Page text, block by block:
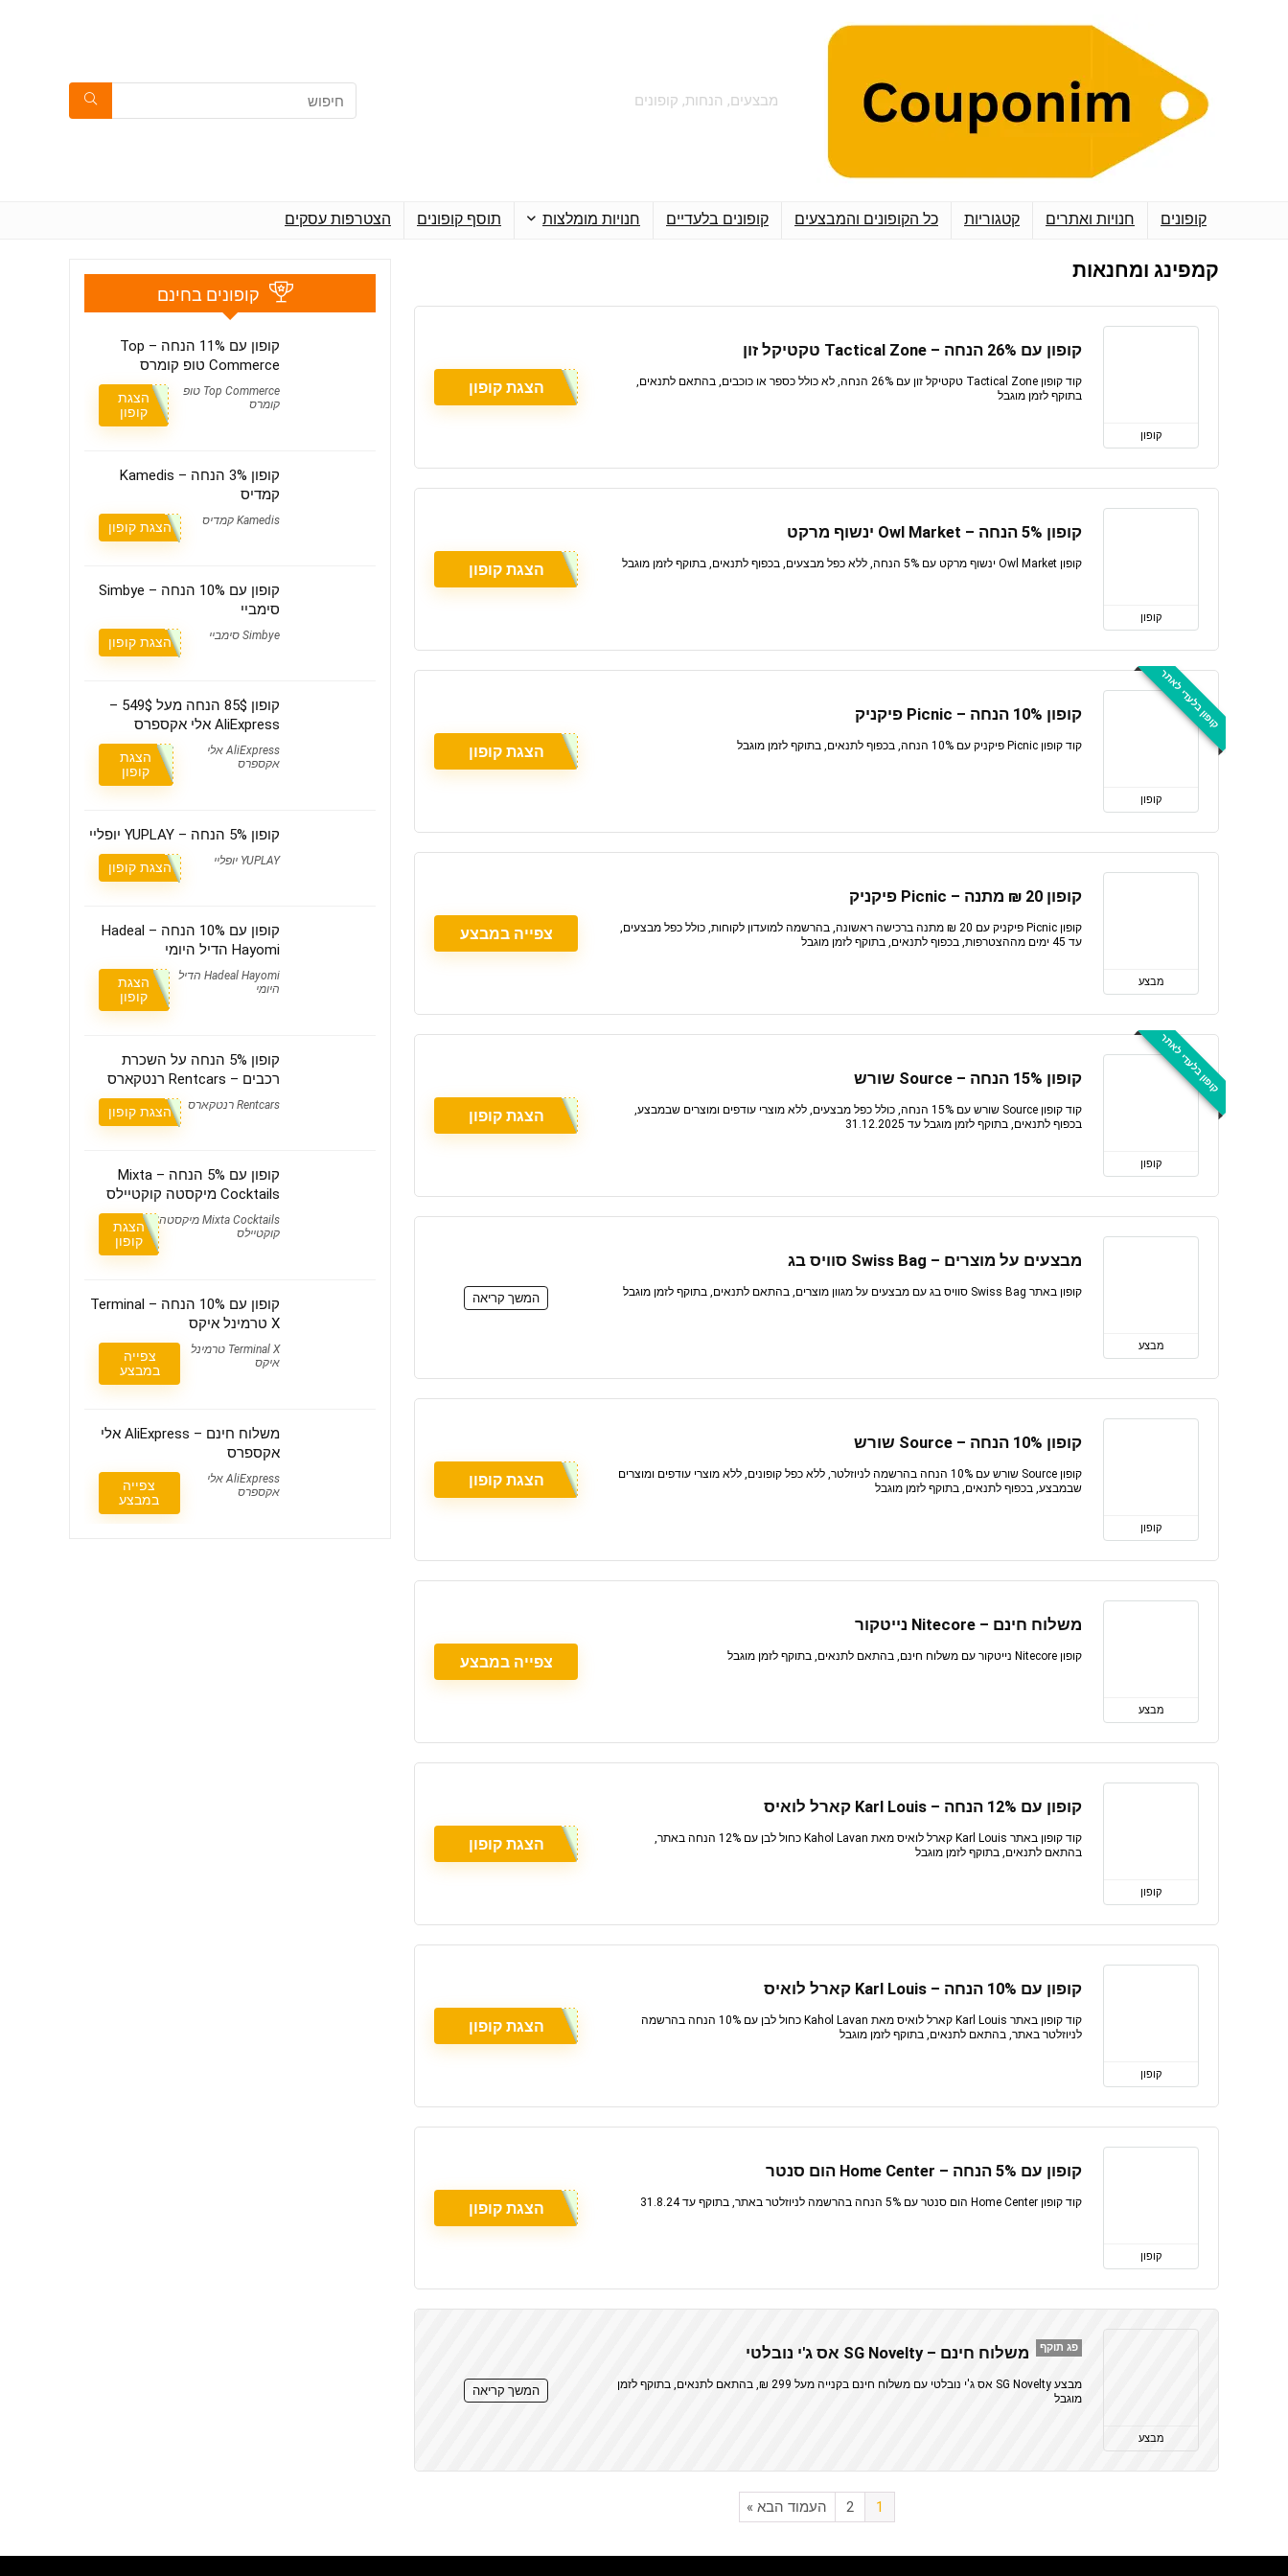
מבצעים, הנחות, קופונים
קופונים חנויות ואתרים קטגוריות כל הקופונים והמבצעים קופונים בלעדיים חנויות מומלצות תוסף קופונים הצטרפות עסקים
קמפינג ומחנאות
קופון
קופון עם 26% הנחה – Tactical Zone טקטיקל זון
קוד קופון Tactical Zone טקטיקל זון עם 26% הנחה, לא כולל כספר או כוכבים, בהתאם לתנאים,
בתוקף לזמן מוגבל
הצגת קופון
קופון
קופון 5% הנחה – Owl Market ינשוף מרקט
קופון Owl Market ינשוף מרקט עם 5% הנחה, ללא כפל מבצעים, בכפוף לתנאים, בתוקף לזמן מוגבל הצגת קופון
קופון בלעדי לאתר
קופון
קופון 10% הנחה – Picnic פיקניק
קוד קופון Picnic פיקניק עם 10% הנחה, בכפוף לתנאים, בתוקף לזמן מוגבל הצגת קופון
מבצע
קופון 20 ₪ מתנה – Picnic פיקניק
קופון Picnic פיקניק עם 20 ₪ מתנה ברכישה ראשונה, בהרשמה למועדון לקוחות, כולל כפל מבצעים,
עד 45 ימים מההצטרפות, בכפוף לתנאים, בתוקף לזמן מוגבל
צפייה במבצע
קופון בלעדי לאתר
קופון
קופון 15% הנחה – Source שורש
קוד קופון Source שורש עם 15% הנחה, כולל כפל מבצעים, ללא מוצרי עודפים ומוצרים שבמבצע,
בכפוף לתנאים, בתוקף לזמן מוגבל עד 31.12.2025
הצגת קופון
מבצע
מבצעים על מוצרים – Swiss Bag סוויס בג
קופון באתר Swiss Bag סוויס בג עם מבצעים על מגוון מוצרים, בהתאם לתנאים, בתוקף לזמן מוגבל המשך קריאה
קופון
קופון 10% הנחה – Source שורש
קופון Source שורש עם 10% הנחה בהרשמה לניוזלטר, ללא כפל קופונים, ללא מוצרי עודפים ומוצרים
שבמבצע, בכפוף לתנאים, בתוקף לזמן מוגבל
הצגת קופון
מבצע
משלוח חינם – Nitecore נייטקור
קופון Nitecore נייטקור עם משלוח חינם, בהתאם לתנאים, בתוקף לזמן מוגבל צפייה במבצע
קופון
קופון עם 12% הנחה – Karl Louis קארל לואיס
קוד קופון באתר Karl Louis קארל לואיס מאת Kahol Lavan כחול לבן עם 12% הנחה באתר,
בהתאם לתנאים, בתוקף לזמן מוגבל
הצגת קופון
קופון
קופון עם 10% הנחה – Karl Louis קארל לואיס
קוד קופון באתר Karl Louis קארל לואיס מאת Kahol Lavan כחול לבן עם 10% הנחה בהרשמה
לניוזלטר באתר, בהתאם לתנאים, בתוקף לזמן מוגבל
הצגת קופון
קופון
קופון עם 5% הנחה – Home Center הום סנטר
קוד קופון Home Center הום סנטר עם 5% הנחה בהרשמה לניוזלטר באתר, בתוקף עד 31.8.24 הצגת קופון
מבצע
פג תוקף משלוח חינם – SG Novelty אס ג'י נובלטי
מבצע SG Novelty אס ג'י נובלטי עם משלוח חינם בקנייה מעל 299 ₪, בהתאם לתנאים, בתוקף לזמן
מוגבל
המשך קריאה
1
2 העמוד הבא »
קופונים בחינם
קופון עם 11% הנחה – Top
Commerce טופ קומרס
Top Commerce טופ
קומרס
הצגת
קופון
קופון 3% הנחה – Kamedis
קמדיס
Kamedis קמדיס הצגת קופון
קופון עם 10% הנחה – Simbye
סימביי
Simbye סימביי הצגת קופון
קופון 85$ הנחה מעל 549$ –
AliExpress אלי אקספרס
AliExpress אלי
אקספרס
הצגת
קופון
קופון 5% הנחה – YUPLAY יופליי
YUPLAY יופליי הצגת קופון
קופון עם 10% הנחה – Hadeal
Hayomi הדיל היומי
Hadeal Hayomi הדיל
היומי
הצגת
קופון
קופון 5% הנחה על השכרת
רכבים – Rentcars רנטקארס
Rentcars רנטקארס הצגת קופון
קופון עם 5% הנחה – Mixta
Cocktails מיקסטה קוקטיילס
Mixta Cocktails מיקסטה
קוקטיילס
הצגת
קופון
קופון עם 10% הנחה – Terminal
X טרמינל איקס
Terminal X טרמינל
איקס
צפייה
במבצע
משלוח חינם – AliExpress אלי
אקספרס
AliExpress אלי
אקספרס
צפייה
במבצע